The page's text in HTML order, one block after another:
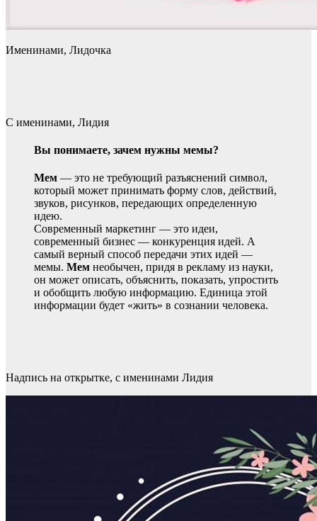
Именинами, Лидочка
С именинами, Лидия
Вы понимаете, зачем нужны мемы?
Мем — это не требующий разъяснений символ,
который может принимать форму слов, действий,
звуков, рисунков, передающих определенную
идею.
Современный маркетинг — это идеи,
современный бизнес — конкуренция идей. А
самый верный способ передачи этих идей —
мемы. Мем необычен, придя в рекламу из науки,
он может описать, объяснить, показать, упростить
и обобщить любую информацию. Единица этой
информации будет «жить» в сознании человека.
Надпись на открытке, с именинами Лидия